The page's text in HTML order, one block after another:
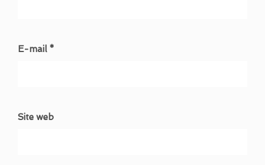
E-mail *
Site web